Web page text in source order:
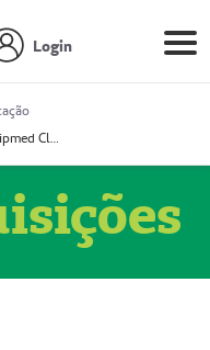
Login
Prestador: Vipmed Clínica Geral Ltda, 51004349-0 (Nome Fantasia: Policlínica Master)